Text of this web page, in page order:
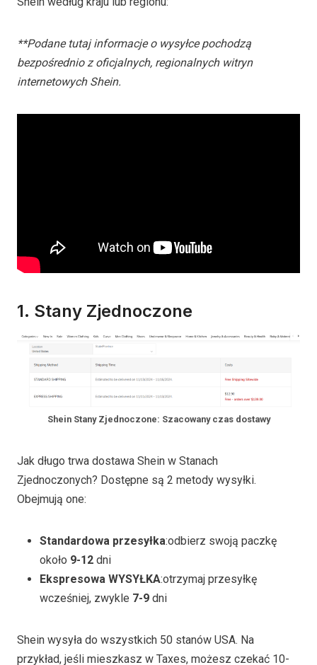
**Podane tutaj informacje o wysyłce pochodzą
bezpośrednio z oficjalnych, regionalnych witryn
internetowych Shein.
1. Stany Zjednoczone
Shein Stany Zjednoczone: Szacowany czas dostawy
Jak długo trwa dostawa Shein w Stanach
Zjednoczonych? Dostępne są 2 metody wysyłki.
Obejmują one:
Standardowa przesyłka:odbierz swoją paczkę
około 9-12 dni
Ekspresowa WYSYŁKA:otrzymaj przesyłkę
wcześniej, zwykle 7-9 dni
Shein wysyła do wszystkich 50 stanów USA. Na
przykład, jeśli mieszkasz w Taxes, możesz czekać 10-